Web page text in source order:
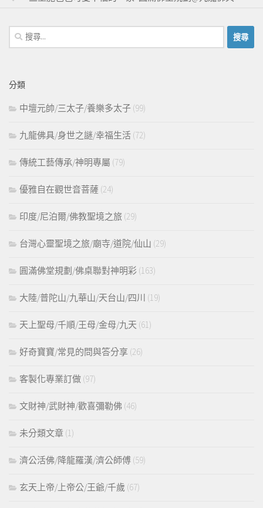
搜
尋
字:
分類
中壇元帥/三太子/養樂多太子 (99)
九龍佛具/身世之謎/幸福生活 (72)
傳統工藝傳承/神明專屬 (79)
優雅自在觀世音菩薩 (24)
印度/尼泊爾/佛教聖境之旅 (29)
台灣心靈聖境之旅/廟寺/道院/仙山 (29)
圓滿佛堂規劃/佛桌聯對神明彩 (163)
大陸/普陀山/九華山/天台山/四川 (19)
天上聖母/千順/王母/金母/九天 (61)
好奇寶寶/常見的問與答分享 (26)
客製化專業訂做 (97)
文財神/武財神/歡喜彌勒佛 (46)
未分類文章 (1)
濟公活佛/降龍羅漢/濟公師傅 (59)
玄天上帝/上帝公/王爺/千歲 (67)